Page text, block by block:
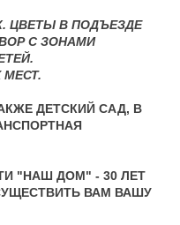
ЦВЕТЫ В ПОДЪЕЗДЕ
С ЗОНАМИ
ДЕТСКИЙ САД, В
"НАШ ДОМ" - 30 ЛЕТ
ВАМ ВАШУ